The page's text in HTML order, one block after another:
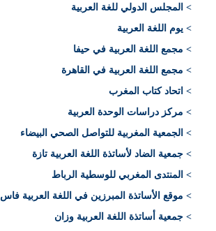
> المجلس الدولي للغة العربية
> يوم اللغة العربية
> مجمع اللغة العربية في حيفا
> مجمع اللغة العربية في القاهرة
> اتحاد كتاب المغرب
> مركز دراسات الوحدة العربية
> الجمعية المغربية للتواصل الصحي البيضاء
> جمعية الضاد لأساتذة اللغة العربية تازة
> المنتدى المغربي للوسطية الرباط
> موقع الأساتذة المبرزين في اللغة العربية فاس
> جمعية أساتذة اللغة العربية وزان